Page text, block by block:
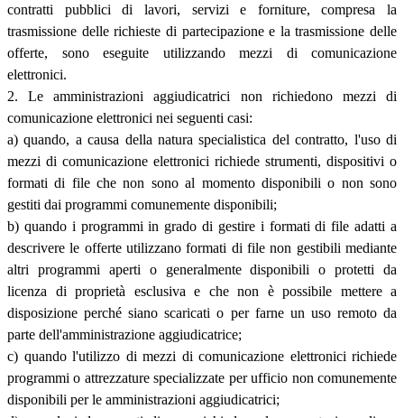
contratti pubblici di lavori, servizi e forniture, compresa la
trasmissione delle richieste di partecipazione e la trasmissione delle
offerte, sono eseguite utilizzando mezzi di comunicazione
elettronici.
2. Le amministrazioni aggiudicatrici non richiedono mezzi di
comunicazione elettronici nei seguenti casi:
a) quando, a causa della natura specialistica del contratto, l'uso di
mezzi di comunicazione elettronici richiede strumenti, dispositivi o
formati di file che non sono al momento disponibili o non sono
gestiti dai programmi comunemente disponibili;
b) quando i programmi in grado di gestire i formati di file adatti a
descrivere le offerte utilizzano formati di file non gestibili mediante
altri programmi aperti o generalmente disponibili o protetti da
licenza di proprietà esclusiva e che non è possibile mettere a
disposizione perché siano scaricati o per farne un uso remoto da
parte dell'amministrazione aggiudicatrice;
c) quando l'utilizzo di mezzi di comunicazione elettronici richiede
programmi o attrezzature specializzate per ufficio non comunemente
disponibili per le amministrazioni aggiudicatrici;